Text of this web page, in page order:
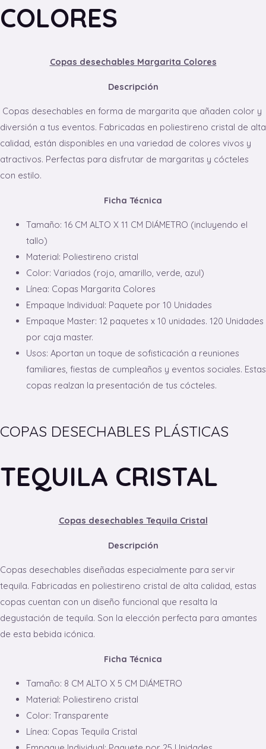
COLORES
Copas desechables Margarita Colores
Descripción
Copas desechables en forma de margarita que añaden color y
diversión a tus eventos. Fabricadas en poliestireno cristal de alta
calidad, están disponibles en una variedad de colores vivos y
atractivos. Perfectas para disfrutar de margaritas y cócteles
con estilo.
Ficha Técnica
Tamaño: 16 CM ALTO X 11 CM DIÁMETRO (incluyendo el
tallo)
Material: Poliestireno cristal
Color: Variados (rojo, amarillo, verde, azul)
Línea: Copas Margarita Colores
Empaque Individual: Paquete por 10 Unidades
Empaque Master: 12 paquetes x 10 unidades. 120 Unidades
por caja master.
Usos: Aportan un toque de sofisticación a reuniones
familiares, fiestas de cumpleaños y eventos sociales. Estas
copas realzan la presentación de tus cócteles.
COPAS DESECHABLES PLÁSTICAS
TEQUILA CRISTAL
Copas desechables Tequila Cristal
Descripción
Copas desechables diseñadas especialmente para servir
tequila. Fabricadas en poliestireno cristal de alta calidad, estas
copas cuentan con un diseño funcional que resalta la
degustación de tequila. Son la elección perfecta para amantes
de esta bebida icónica.
Ficha Técnica
Tamaño: 8 CM ALTO X 5 CM DIÁMETRO
Material: Poliestireno cristal
Color: Transparente
Línea: Copas Tequila Cristal